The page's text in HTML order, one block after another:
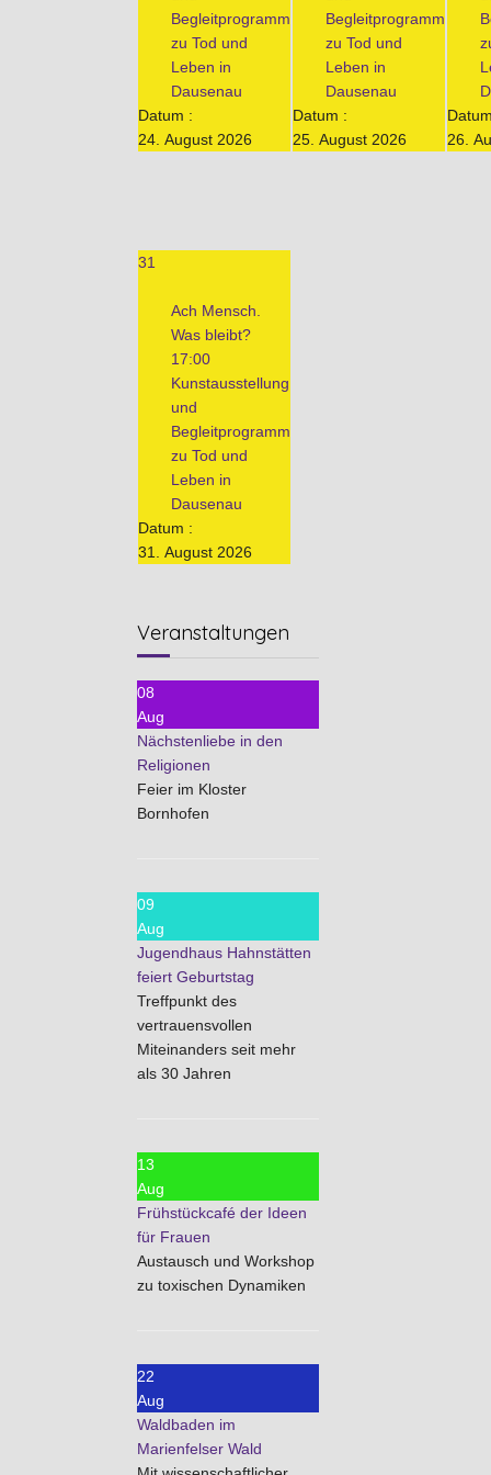
Begleitprogramm
zu Tod und
Leben in
Dausenau
Datum :
24. August 2026
Begleitprogramm
zu Tod und
Leben in
Dausenau
Datum :
25. August 2026
26.
31
Ach Mensch.
Was bleibt?
17:00
Kunstausstellung
und
Begleitprogramm
zu Tod und
Leben in
Dausenau
Datum :
31. August 2026
Veranstaltungen
08
Aug
Nächstenliebe in den
Religionen
Feier im Kloster
Bornhofen
09
Aug
Jugendhaus Hahnstätten
feiert Geburtstag
Treffpunkt des
vertrauensvollen
Miteinanders seit mehr
als 30 Jahren
13
Aug
Frühstückcafé der Ideen
für Frauen
Austausch und Workshop
zu toxischen Dynamiken
22
Aug
Waldbaden im
Marienfelser Wald